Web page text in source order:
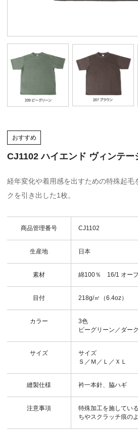
CJ1102 ハイエンド ヴィンテー
経年変化や着用感を出すための特殊起毛
クを引き出した1枚。
商品管理番号 CJ1102
生産地 日本
素材 綿100％ 16/1 オー
目付 218g/㎡（6.4oz）
カラー
3色
ピーグリーン／ダー
サイズ
サイズ
Ｓ／Ｍ／Ｌ／ＸＬ
縫製仕様 衿一本針、脇ハギ
注意事項
特殊加工を施してい
ちやスクラッチ痕の